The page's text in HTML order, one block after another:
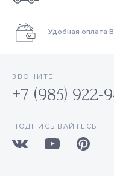
Удобная оплата
ЗВОНИТЕ
+7 (985) 922-
ПОДПИСЫВАЙТЕСЬ